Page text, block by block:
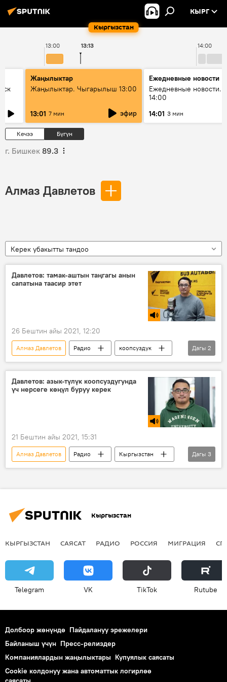
Кыргызстан
КЫРГ
13:00 14:00
13:13
Жаңылыктар
Жаңылыктар. Чыгарылыш 13:00
13:01 7 мин эфир
Ежедневные новости
Ежедневные новости.
14:00
14:01 3 мин
Кечээ Бүгүн
г. Бишкек 89.3
Алмаз Давлетов
Керек убакытты тандоо
Давлетов: тамак-аштын таңгагы анын
сапатына таасир этет
26 Бештин айы 2021, 12:20
Алмаз Давлетов Радио
коопсуздук
тамак-аш
таңгак
Дагы 2
Давлетов: азык-түлүк коопсуздугунда
үч нерсеге көңүл буруу керек
21 Бештин айы 2021, 15:31
Алмаз Давлетов Радио
Кыргызстан
ден соолук
коопсуздук тамак-аш
Дагы 3
Кыргызстан
КЫРГЫЗСТАН САЯСАТ РАДИО РОССИЯ МИГРАЦИЯ
Telegram VK ТikТоk Rutube
Долбоор жөнүндө Пайдалануу эрежелери
Байланыш үчүн Пресс-релиздер
Компаниялардын жаңылыктары Купуялык саясаты
Cookie колдонуу жана автоматтык логирлөө